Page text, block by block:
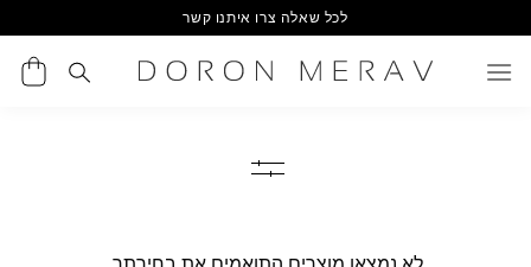
to
content
לכל שאלה צרו איתנו קשר